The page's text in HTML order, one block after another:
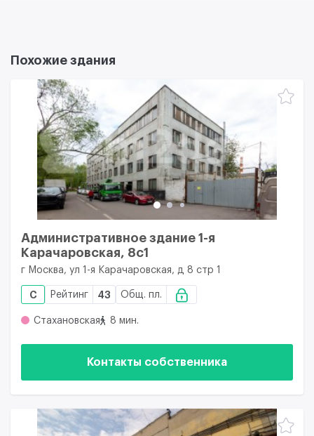
Похожие здания
Административное здание 1-я
Карачаровская, 8c1
г Москва, ул 1-я Карачаровская, д 8 стр 1
C Рейтинг 43 Общ. пл.
Стахановская 8 мин.
Контакты собственника